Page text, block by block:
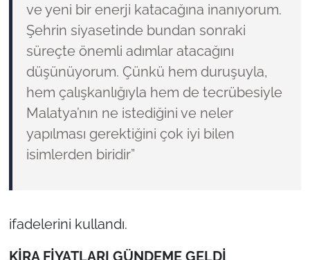
ve yeni bir enerji katacağına inanıyorum.
Şehrin siyasetinde bundan sonraki
süreçte önemli adımlar atacağını
düşünüyorum. Çünkü hem duruşuyla,
hem çalışkanlığıyla hem de tecrübesiyle
Malatya’nın ne istediğini ve neler
yapılması gerektiğini çok iyi bilen
isimlerden biridir”
ifadelerini kullandı.
KİRA FİYATLARI GÜNDEME GELDİ